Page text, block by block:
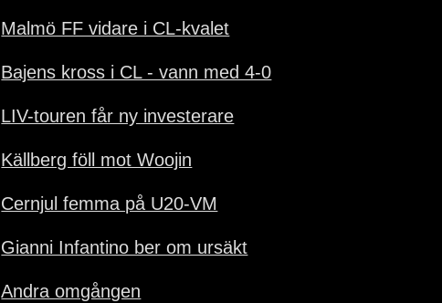
Malmö FF vidare i CL-kvalet
Bajens kross i CL - vann med 4-0
LIV-touren får ny investerare
Källberg föll mot Woojin
Cernjul femma på U20-VM
Gianni Infantino ber om ursäkt
Andra omgången